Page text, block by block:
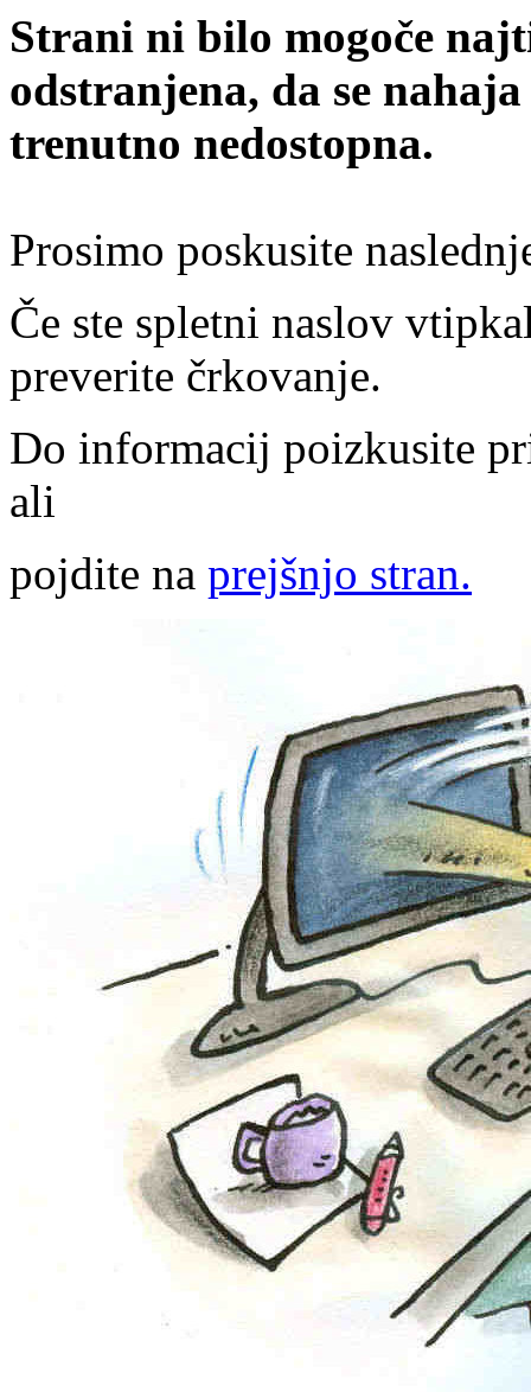
Strani ni bilo mogoče
odstranjena, da se
trenutno nedostopna.
Prosimo poskusite
Če ste spletni naslov
preverite črkovanje.
Do informacij poizkusite
ali
pojdite na prejšnjo stran.